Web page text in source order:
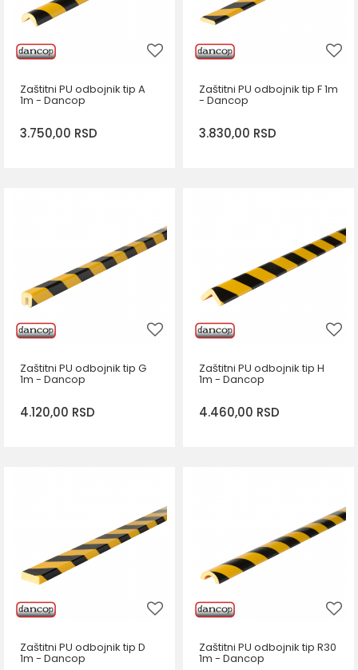
Zaštitni PU odbojnik tip A
1m - Dancop
3.750,00 RSD
Zaštitni PU odbojnik tip F 1m
- Dancop
3.830,00 RSD
Zaštitni PU odbojnik tip G
1m - Dancop
4.120,00 RSD
Zaštitni PU odbojnik tip H
1m - Dancop
4.460,00 RSD
Zaštitni PU odbojnik tip D
1m - Dancop
Zaštitni PU odbojnik tip R30
1m - Dancop